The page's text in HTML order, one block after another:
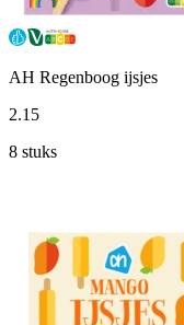
AH Regenboog ijsjes
2.15
8 stuks